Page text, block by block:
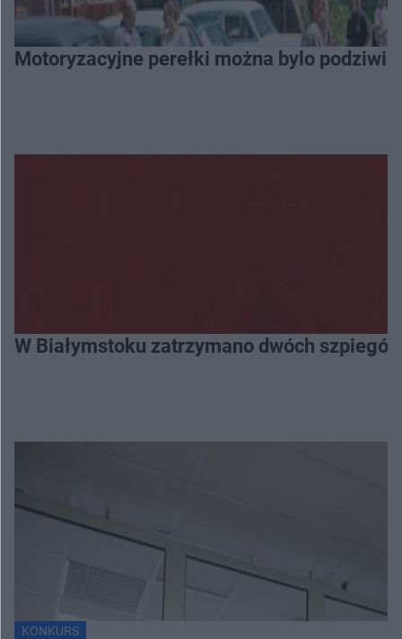
Motoryzacyjne perełki można bylo
W Białymstoku zatrzymano dwóch
KONKURS